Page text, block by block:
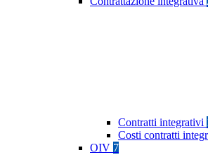
Contratti integrativi
Costi contratti
OIV 7